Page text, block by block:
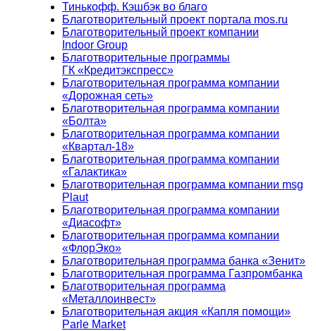
Тинькофф. Кэшбэк во благо
Благотворительный проект портала mos.ru
Благотворительный проект компании
Indoor Group
Благотворительные программы
ГК «Кредитэкспресс»
Благотворительная программа компании
«Дорожная сеть»
Благотворительная программа компании
«Болта»
Благотворительная программа компании
«Квартал-18»
Благотворительная программа компании
«Галактика»
Благотворительная программа компании msg
Plaut
Благотворительная программа компании
«Диасофт»
Благотворительная программа компании
«ФлорЭко»
Благотворительная программа банка «Зенит»
Благотворительная программа Газпромбанка
Благотворительная программа
«Металлоинвест»
Благотворительная акция «Капля помощи»
Parle Market